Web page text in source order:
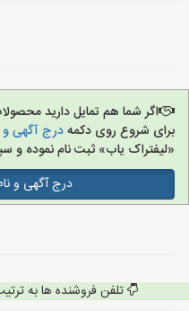
اگر شما هم تمایل دارید
برای شروع روی دکمهدرج آگهی و
«لیفتراک یاب» ثبت نام نموده و
درج آگهی و
تلفن فروشنده ها به